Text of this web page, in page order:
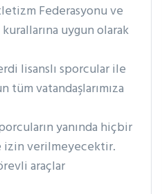
Federasyonu ve
uygun olarak
lisanslı sporcular ile
tüm vatandaşlarımıza
yanında hiçbir
izin verilmeyecektir.
araçlar